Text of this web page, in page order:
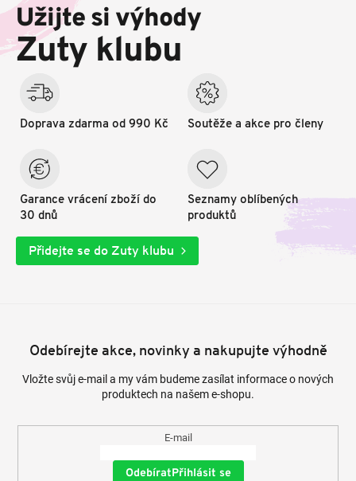
a
í
Užijte si výhody
Zuty klubu
Doprava zdarma od 990 Kč
Garance vrácení zboží do
30 dnů
Soutěže a akce pro členy
Seznamy oblíbených
produktů
Přidejte se do Zuty klubu
Odebírejte akce, novinky a nakupujte výhodně
Vložte svůj e-mail a my vám budeme zasílat informace o nových
produktech na našem e-shopu.
E-mail
Přihlásit se